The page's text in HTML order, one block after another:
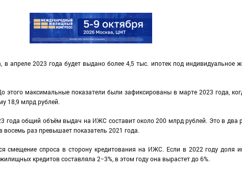
апреле 2023 года будет выдано более 4,5 тыс. ипотек под индивидуальное
этого максимальные показатели были зафиксированы в марте 2023 года,
18,9 млрд рублей.
года общий объём выдач на ИЖС составит около 200 млрд рублей. Это в два
раз превышает показатель 2021 года.
смещение спроса в сторону кредитования на ИЖС. Если в 2022 году доля
кредитов составляла 2−3%, в этом году она вырастет до 6%.